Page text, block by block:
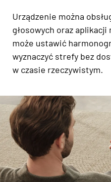
Urządzenie można
głosowych oraz
może ustawić
wyznaczyć strefy bez
w czasie rzeczywistym.